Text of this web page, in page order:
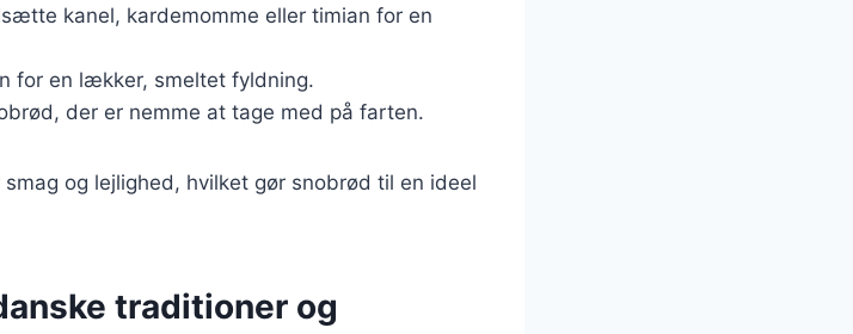
kanel, kardemomme eller timian for en
for en lækker, smeltet fyldning.
der er nemme at tage med på farten.
og lejlighed, hvilket gør snobrød til en ideel
traditioner og